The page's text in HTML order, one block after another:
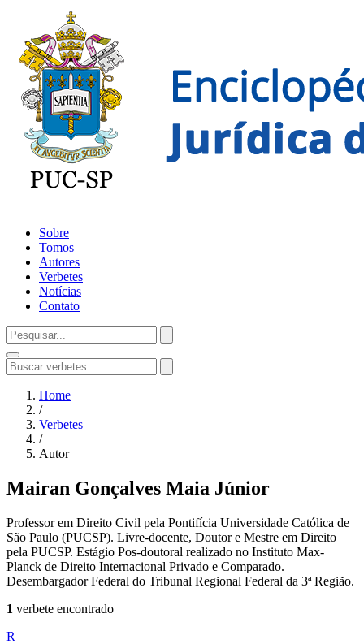
Sobre
Tomos
Autores
Verbetes
Notícias
Contato
Home
/
Verbetes
/
Autor
Mairan Gonçalves Maia Júnior
Professor em Direito Civil pela Pontifícia Universidade Católica de
São Paulo (PUCSP). Livre-docente, Doutor e Mestre em Direito
pela PUCSP. Estágio Pos-doutoral realizado no Instituto Max-
Planck de Direito Internacional Privado e Comparado.
Desembargador Federal do Tribunal Regional Federal da 3ª Região.
1 verbete encontrado
R